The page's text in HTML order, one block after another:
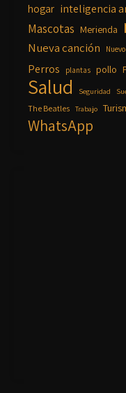
hogar inteligencia
Mascotas Merienda
Nueva canción
Perros plantas pollo
Salud Seguridad
The Beatles Trabajo
WhatsApp